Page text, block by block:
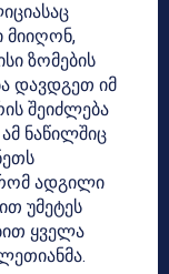
მიიღონ,
ზომების
დავდგეთ იმ
შეიძლება
ნაწილშიც
ადგილი
უმეტეს
ყველა